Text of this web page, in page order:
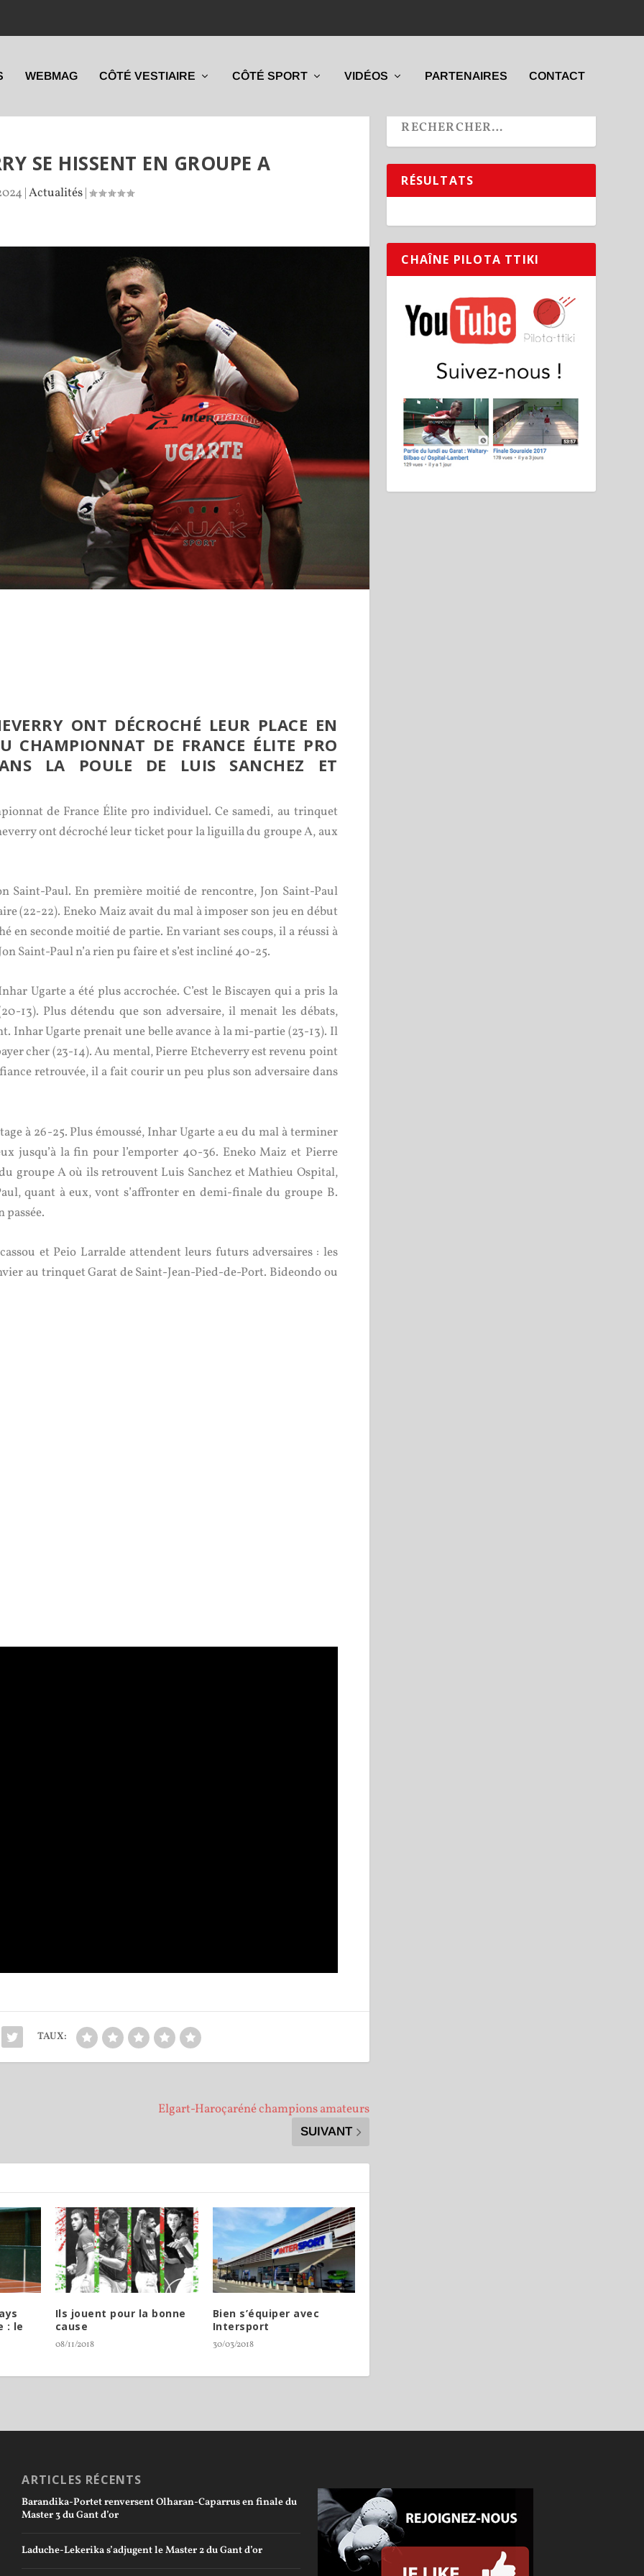
WEBMAG CÔTÉ VESTIAIRE CÔTÉ SPORT VIDÉOS PARTENAIRES CONTACT
SE HISSENT EN GROUPE A
|Actualités|
ONT DÉCROCHÉ LEUR PLACE EN
CHAMPIONNAT DE FRANCE ÉLITE PRO
LA POULE DE LUIS SANCHEZ ET
de France Élite pro individuel. Ce samedi, au trinquet
ont décroché leur ticket pour la liguilla du groupe A, aux
Saint-Paul. En première moitié de rencontre, Jon Saint-Paul
(22-22). Eneko Maiz avait du mal à imposer son jeu en début
en seconde moitié de partie. En variant ses coups, il a réussi à
Saint-Paul n’a rien pu faire et s’est incliné 40-25.
Ugarte a été plus accrochée. C’est le Biscayen qui a pris la
13). Plus détendu que son adversaire, il menait les débats,
Inhar Ugarte prenait une belle avance à la mi-partie (23-13). Il
cher (23-14). Au mental, Pierre Etcheverry est revenu point
retrouvée, il a fait courir un peu plus son adversaire dans
à 26-25. Plus émoussé, Inhar Ugarte a eu du mal à terminer
jusqu’à la fin pour l’emporter 40-36. Eneko Maiz et Pierre
groupe A où ils retrouvent Luis Sanchez et Mathieu Ospital,
quant à eux, vont s’affronter en demi-finale du groupe B.
passée.
et Peio Larralde attendent leurs futurs adversaires : les
au trinquet Garat de Saint-Jean-Pied-de-Port. Bideondo ou
TAUX:
Elgart-Haroçaréné champions amateurs
SUIVANT
: le
Ils jouent pour la bonne
cause
08/11/2018
Bien s’équiper avec
Intersport
30/03/2018
RÉSULTATS
CHAÎNE PILOTA TTIKI
ARTICLES RÉCENTS
Barandika-Portet renversent Olharan-Caparrus en finale du
Master 3 du Gant d’or
Laduche-Lekerika s’adjugent le Master 2 du Gant d’or